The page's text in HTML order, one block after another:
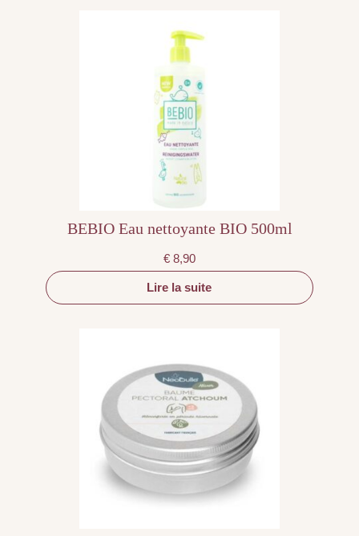
BEBIO Eau nettoyante BIO 500ml
€ 8,90
Lire la suite